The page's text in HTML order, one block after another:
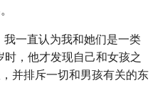
我一直认为我和她们是一类
时，他才发现自己和女孩之
并排斥一切和男孩有关的东